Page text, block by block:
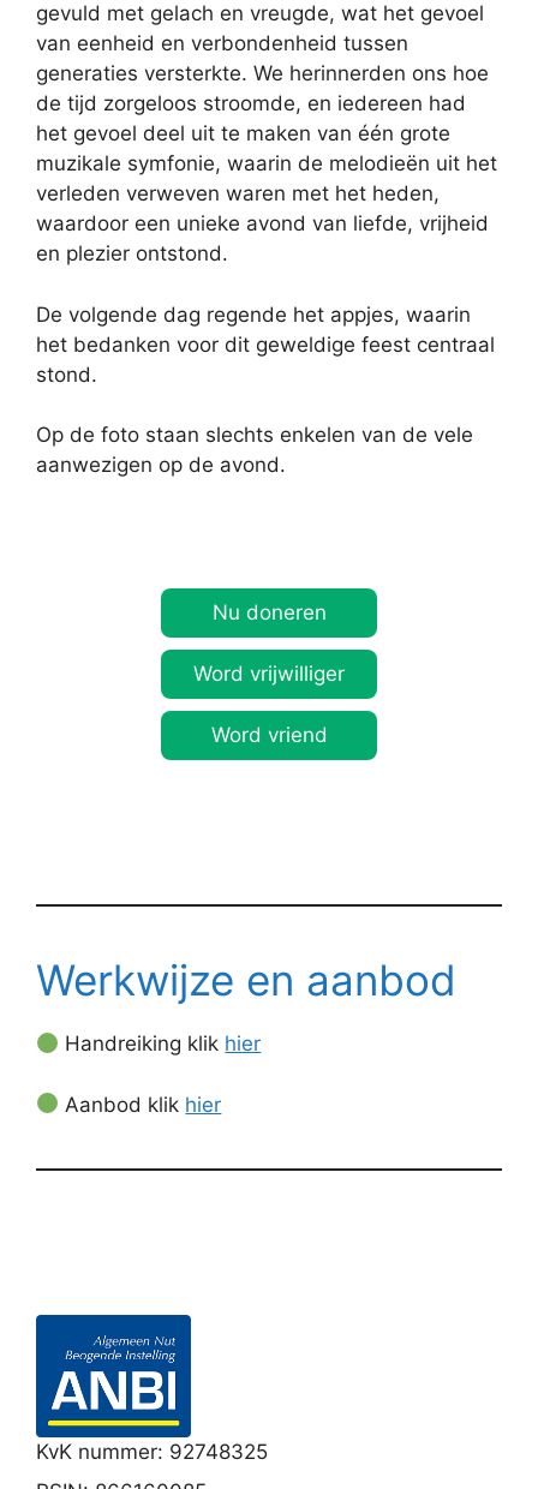
gevuld met gelach en vreugde, wat het gevoel
van eenheid en verbondenheid tussen
generaties versterkte. We herinnerden ons hoe
de tijd zorgeloos stroomde, en iedereen had
het gevoel deel uit te maken van één grote
muzikale symfonie, waarin de melodieën uit het
verleden verweven waren met het heden,
waardoor een unieke avond van liefde, vrijheid
en plezier ontstond.
De volgende dag regende het appjes, waarin
het bedanken voor dit geweldige feest centraal
stond.
Op de foto staan slechts enkelen van de vele
aanwezigen op de avond.
Nu doneren
Word vrijwilliger
Word vriend
Werkwijze en aanbod
Handreiking klik hier
Aanbod klik hier
KvK nummer: 92748325